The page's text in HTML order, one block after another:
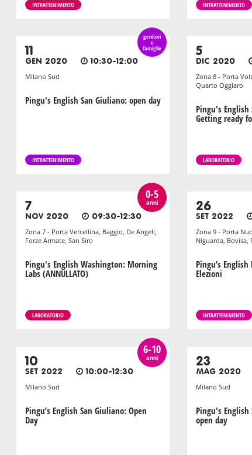
INTRATTENIMENTO INTRATTENIMENTO
genitori
e
famiglie
11
GEN 2020 10:30-12:00
Milano Sud
Pingu's English San Giuliano: open day
INTRATTENIMENTO
5
DIC 2020
Zona 8 - Porta
Quarto Oggiaro
Pingu's English
Getting ready
LABORATORIO
0-5
anni
7
NOV 2020 09:30-12:30
Zona 7 - Porta Vercellina, Baggio, De Angeli,
Forze Armate, San Siro
Pingu's English Washington: Morning
Labs (ANNULLATO)
LABORATORIO
26
SET 2022
Zona 9 - Porta
Niguarda, Bovisa,
Pingu’s
Elezioni
INTRATTENIMENTO
6-10
anni
10
SET 2022 10:00-12:30
Milano Sud
Pingu’s English San Giuliano: Open
Day
23
MAG 2020
Milano Sud
Pingu's
open day